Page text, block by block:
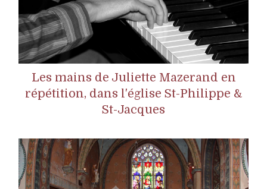
Les mains de Juliette Mazerand en
répétition, dans l'église St-Philippe &
St-Jacques